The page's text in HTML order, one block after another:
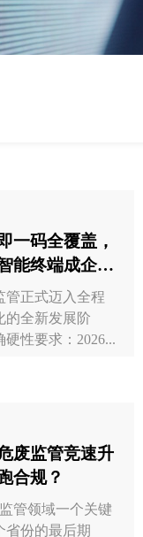
一码全覆盖，
能终端成企业
管正式迈入全程
的全新发展阶
性要求：2026...
废监管竞速升
合规？
管领域一个关键
省份的最后期